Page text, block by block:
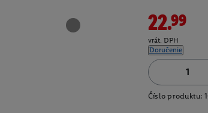
22.99
vrát. DPH
Doručenie
Číslo produktu: